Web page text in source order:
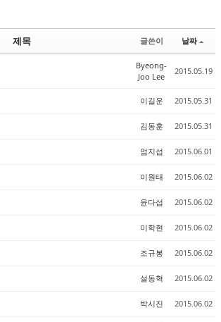
제목 글쓴이 날짜
Byeong-
Joo Lee
2015.05.19
이길운 2015.05.31
김동훈 2015.05.31
엄지섭 2015.06.01
이원태 2015.06.02
윤다섭 2015.06.02
이학현 2015.06.02
조규봉 2015.06.02
설동혁 2015.06.02
박시진 2015.06.02